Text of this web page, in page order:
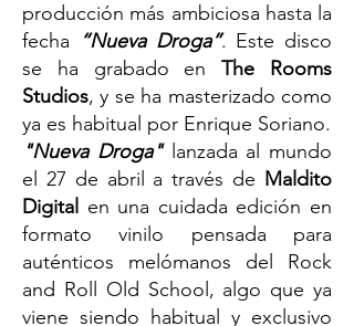
producción más ambiciosa hasta la
fecha
“Nueva Droga”. Este disco
se ha grabado enThe Rooms
Studios, y se ha masterizado como
ya es habitual por Enrique Soriano.
"Nueva Droga"lanzada al mundo
el 27 de abril a través de Maldito
Digital en una cuidada edición en
formato vinilo pensada para
auténticos melómanos del Rock
and Roll Old School, algo que ya
viene siendo habitual y exclusivo